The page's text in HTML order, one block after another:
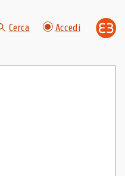
Cerca Accedi